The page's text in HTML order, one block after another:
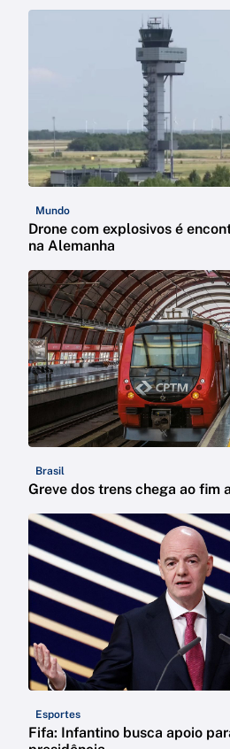
Mundo
Drone com explosivos é
na Alemanha
Brasil
Greve dos trens chega ao fim
Esportes
Fifa: Infantino busca apoio